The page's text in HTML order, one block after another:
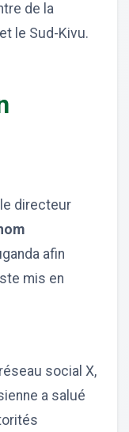
de la
le Sud-Kivu.
directeur
afin
mis en
social X,
a salué